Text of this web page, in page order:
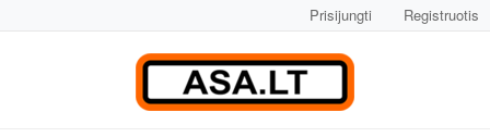
Prisijungti Registruotis